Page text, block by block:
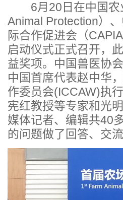
6月20日在中国农
Animal Protection）
际合作促进会（
启动仪式正式召开，
益奖项。中国兽医协
中国首席代表赵中华
作委员会(ICCAW)执
宪红教授等专家和光
媒体记者、编辑共40
的问题做了回答、交流